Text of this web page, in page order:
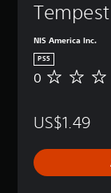
NIS America Inc.
PS5
S
c
i
0
US$1.49